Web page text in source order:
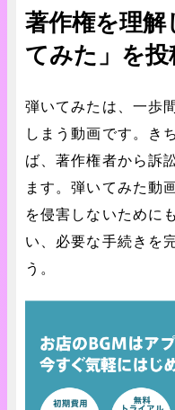
著作権を理解
てみた」を投
弾いてみたは、一歩
しまう動画です。き
ば、著作権者から訴
ます。弾いてみた動
を侵害しないために
い、必要な手続きを
う。